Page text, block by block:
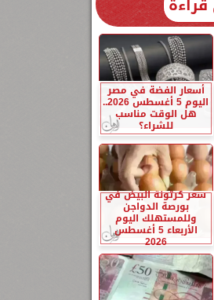
أسعار الفضة في مصر
اليوم 5 أغسطس 2026..
هل الوقت مناسب
للشراء؟
سعر كرتونة البيض في
بورصة الدواجن
وللمستهلك اليوم
الأربعاء 5 أغسطس
2026